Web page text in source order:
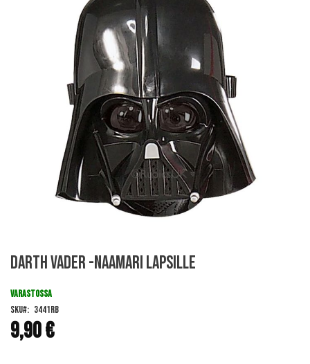
to
beginning
the
images
gallery
Darth Vader -naamari lapsille
9,90 €
VARASTOSSA
SKU
3441RB